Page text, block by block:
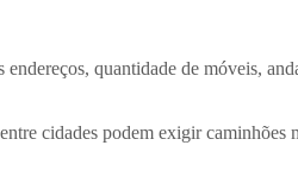
quantidade de móveis,
cidades podem exigir caminhões